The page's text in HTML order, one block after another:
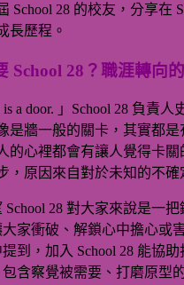
School 28 的校友，分享在
長歷程。
School 28？職涯轉向
is a door. 」School 28 負責
是牆一般的關卡，其實都
的心裡都會有讓人覺得卡
，原因來自對於未知的不確
School 28 對大家來說是一
家衝破、解鎖心中擔心或
到，加入 School 28 能協
包含察覺被需要、打磨原型